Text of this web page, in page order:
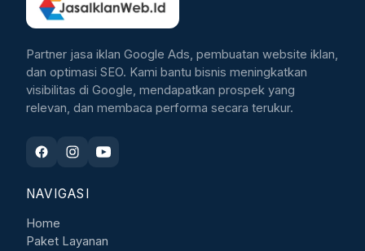
Partner jasa iklan Google Ads, pembuatan website iklan,
dan optimasi SEO. Kami bantu bisnis meningkatkan
visibilitas di Google, mendapatkan prospek yang
relevan, dan membaca performa secara terukur.
NAVIGASI
Home
Paket Layanan